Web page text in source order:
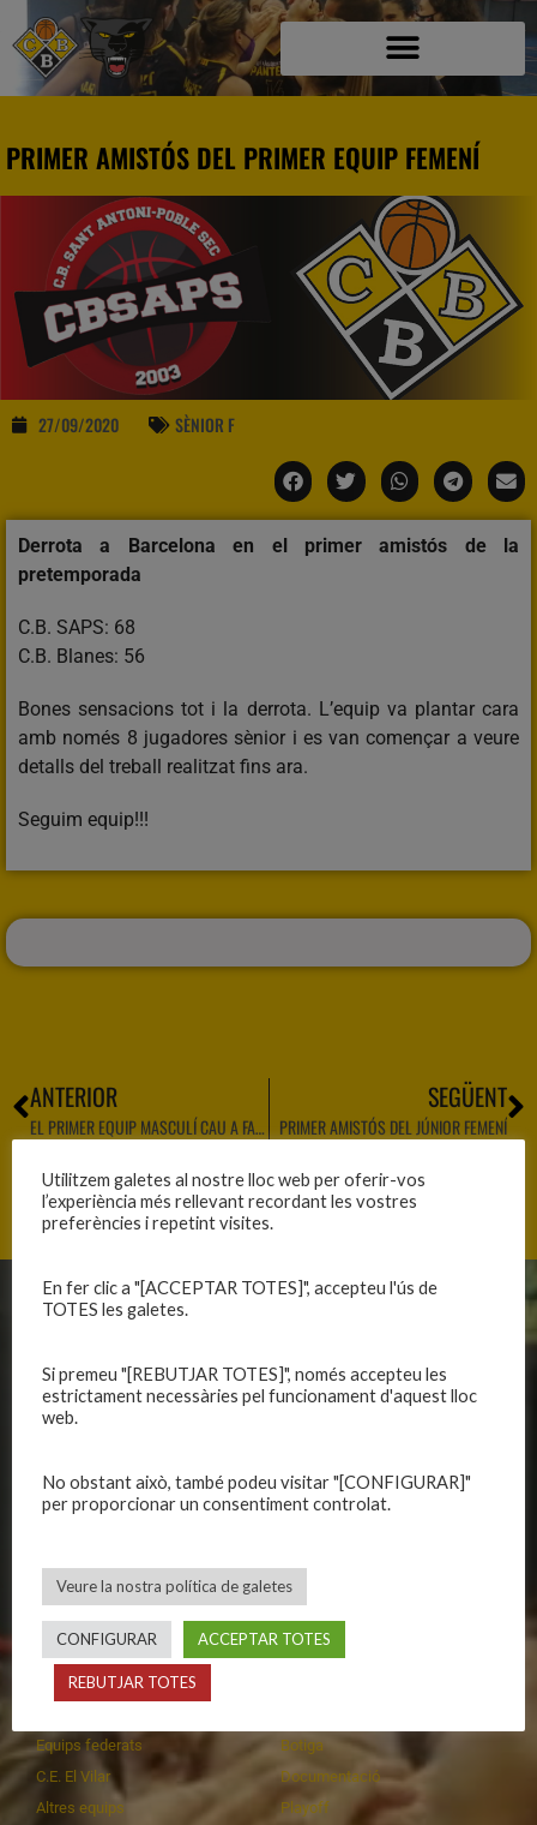
PRIMER AMISTÓS DEL PRIMER EQUIP FEMENÍ
27/09/2020 SÈNIOR F
Derrota a Barcelona en el primer amistós de la
pretemporada
C.B. SAPS: 68
C.B. Blanes: 56
Bones sensacions tot i la derrota. L’equip va plantar cara
amb només 8 jugadores sènior i es van començar a veure
detalls del treball realitzat fins ara.
Seguim equip!!!
ANTERIOR
EL PRIMER EQUIP MASCULÍ CAU A FARNERS
SEGÜENT
PRIMER AMISTÓS DEL JÚNIOR FEMENÍ
CLUB
Organització
Publicacions
Política de privadesa
Política de galetes
Primer equip masculí
Primer equip femení
C.E. El Vilar
CALENDARIS
Primer Equip Masculí
Equips federats
C.E. El Vilar
Altres equips
INFORMACIONS
Botiga
Documentació
Playoff
Utilitzem galetes al nostre lloc web per oferir-vos
l’experiència més rellevant recordant les vostres
preferències i repetint visites.
En fer clic a "[ACCEPTAR TOTES]", accepteu l'ús de
TOTES les galetes.
Si premeu "[REBUTJAR TOTES]", només accepteu les
estrictament necessàries pel funcionament d'aquest lloc
web.
No obstant això, també podeu visitar "[CONFIGURAR]"
per proporcionar un consentiment controlat.
Veure la nostra política de galetes
CONFIGURAR ACCEPTAR TOTES
REBUTJAR TOTES